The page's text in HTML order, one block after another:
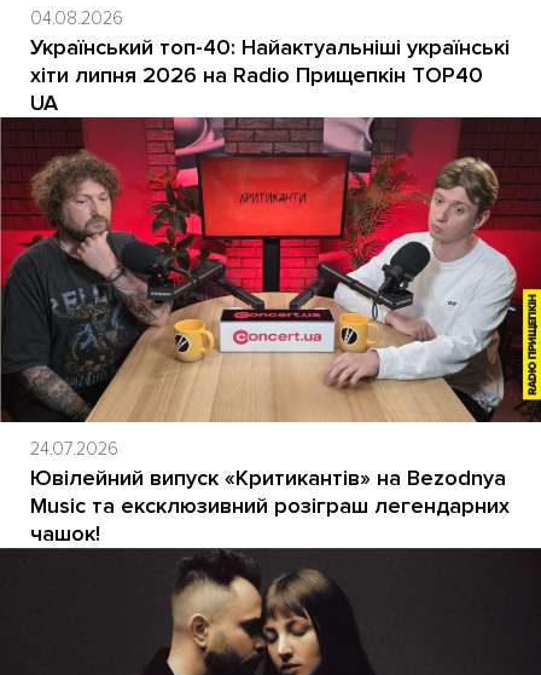
04.08.2026
Український топ-40: Найактуальніші українські
хіти липня 2026 на Radio Прищепкін TOP40
UA
24.07.2026
Ювілейний випуск «Критикантів» на Bezodnya
Music та ексклюзивний розіграш легендарних
чашок!